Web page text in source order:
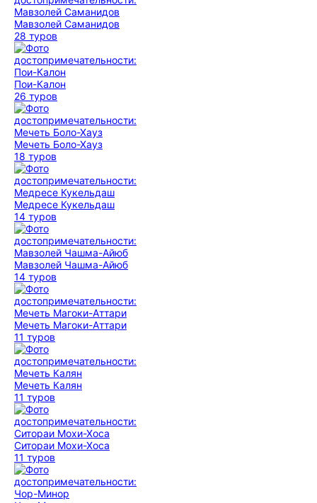
Мавзолей Саманидов
28 туров
Пои-Калон
26 туров
Мечеть Боло-Хауз
18 туров
Медресе Кукельдаш
14 туров
Мавзолей Чашма-Айюб
14 туров
Мечеть Магоки-Аттари
11 туров
Мечеть Калян
11 туров
Ситораи Мохи-Хоса
11 туров